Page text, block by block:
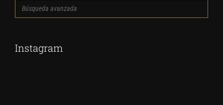
Búsqueda
avanzada
Instagram